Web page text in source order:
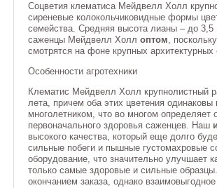
Соцветия клематиса Мейдвелл Холл
сиреневые колокольчиковидные формы
семейства. Средняя высота лианы – до
саженцы Мейдвелл Холл оптом,
смотрятся на фоне крупных
Особенности агротехники
Клематис Мейдвелл Холл крупнолистный
лета, причем оба этих цветения
многолетником, что во многом определяет
первоначального здоровья саженцев. Наш
высокого качества, который еще долго
сильные побеги и пышные густомахровые
оборудование, что значительно улучшает
только самые здоровые и сильные
окончанием заказа, однако